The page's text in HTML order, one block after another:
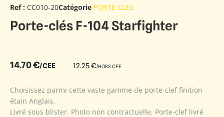
Ref : CC010-20Catégorie PORTE CLES
Porte-clés F-104 Starfighter
14.70€/CEE 12.25€/HORS CEE
Choisissez parmi cette vaste gamme de porte-clef finition
étain Anglais.
Livré sous blister. Photo non contractuelle, Porte-clef livré